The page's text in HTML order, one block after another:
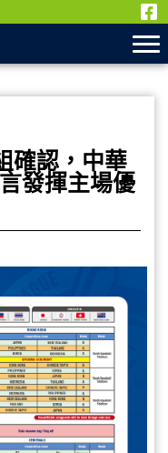
確認，中華
發揮主場優